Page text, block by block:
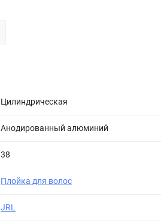
Цилиндрическая
Анодированный алюминий
38
Плойка для волос
JRL